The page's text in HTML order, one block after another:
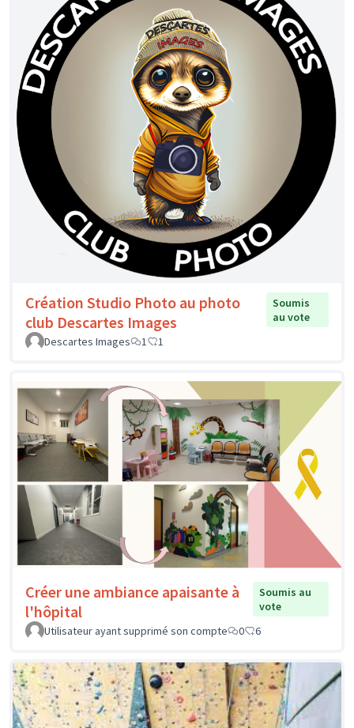
Création Studio Photo au photo
club Descartes Images
Soumis
au vote
Descartes Images
1 1
Créer une ambiance apaisante à
l'hôpital
Soumis au
vote
Utilisateur ayant supprimé son compte
0 6